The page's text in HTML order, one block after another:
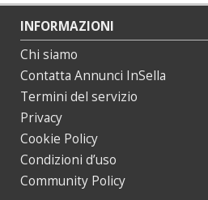
INFORMAZIONI
Chi siamo
Contatta Annunci InSella
Termini del servizio
Privacy
Cookie Policy
Condizioni d’uso
Community Policy